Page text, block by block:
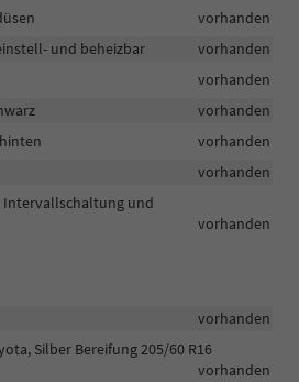
vorhanden
und beheizbar
vorhanden
vorhanden
vorhanden
vorhanden
vorhanden
Intervallschaltung und
vorhanden
vorhanden
Silber Bereifung 205/60 R16
vorhanden